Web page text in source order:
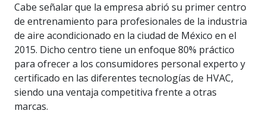
Cabe señalar que la empresa abrió su primer centro
de entrenamiento para profesionales de la industria
de aire acondicionado en la ciudad de México en el
2015. Dicho centro tiene un enfoque 80% práctico
para ofrecer a los consumidores personal experto y
certificado en las diferentes tecnologías de HVAC,
siendo una ventaja competitiva frente a otras
marcas.